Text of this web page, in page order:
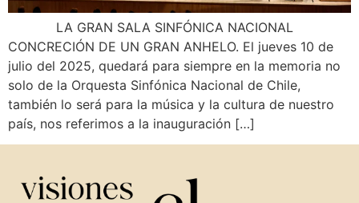
LA GRAN SALA SINFÓNICA NACIONAL
CONCRECIÓN DE UN GRAN ANHELO. El jueves 10 de
julio del 2025, quedará para siempre en la memoria no
solo de la Orquesta Sinfónica Nacional de Chile,
también lo será para la música y la cultura de nuestro
país, nos referimos a la inauguración […]